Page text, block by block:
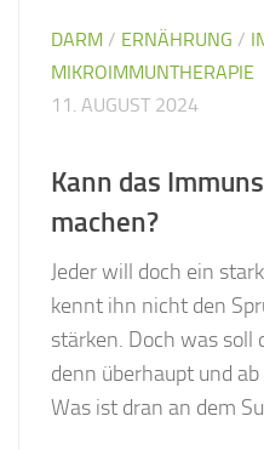
DARM / ERNÄHRUNG /
MIKROIMMUNTHERAPIE
11. AUGUST 2024
Kann das
machen?
Jeder will doch ein
kennt ihn nicht den
stärken. Doch was soll
denn überhaupt und
Was ist dran an dem